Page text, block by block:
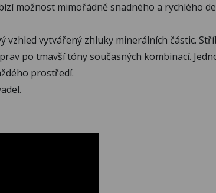
možnost mimořádně snadného a rychlého
vzhled vytvářený zhluky minerálních částic.
po tmavší tóny současných kombinací.
prostředí.